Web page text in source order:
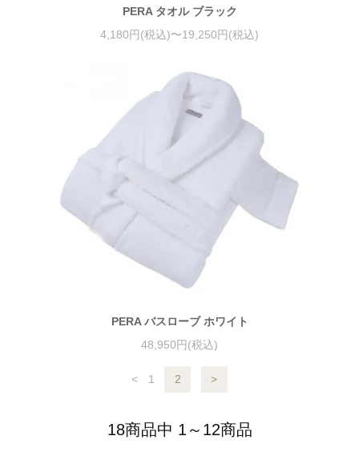
PERA タオル ブラック
4,180円(税込)〜19,250円(税込)
PERA バスローブ ホワイト
48,950円(税込)
< 1 2 >
18商品中 1～12商品